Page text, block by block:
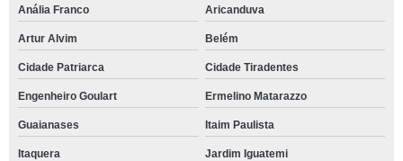
Anália Franco
Aricanduva
Artur Alvim Belém
Cidade Patriarca Cidade Tiradentes
Engenheiro Goulart Ermelino Matarazzo
Guaianases Itaim Paulista
Itaquera Jardim Iguatemi